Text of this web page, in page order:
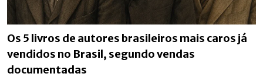
Os 5 livros de autores brasileiros mais caros já
vendidos no Brasil, segundo vendas
documentadas